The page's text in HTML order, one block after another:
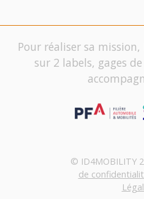
Pour réaliser sa
sur 2 labels, gages
© ID4MOBILITY
de